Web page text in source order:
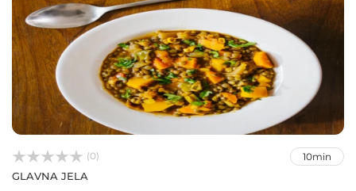


 (0) 10min
GLAVNA JELA